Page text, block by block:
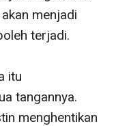
menjadi
terjadi.
itu
tangannya.
menghentikan